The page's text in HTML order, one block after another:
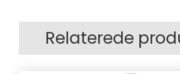
Relaterede